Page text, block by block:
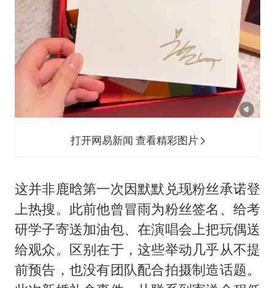
打开网易新闻 查看精彩图片
这并非鹿晗第一次因默默兑现粉丝承诺登
上热搜。此前他曾冒雨为粉丝签名、给考
研学子寄送加油包、在演唱会上把玩偶送
给观众。区别在于，这些举动几乎从不提
前预告，也没有团队配合拍摄制造话题。